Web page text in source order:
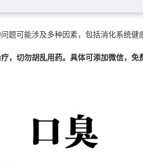
题可能涉及多种因素，包括消化系统健
，切勿胡乱用药。具体可添加微信，免